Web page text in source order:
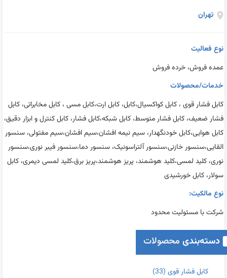
تهران
نوع فعالیت
عمده فروش، خرده فروش
خدمات/محصولات
کابل فشار قوی ، کابل کواکسیال،کابل، کابل ارت،کابل مسی ، کابل مخابراتی، کابل
فشار ضعیف، کابل فشار متوسط، کابل شبکه،کابل فشار، کابل کنترل و ابزار دقیق،
کابل هوایی،کابل خودنگهدار، سیم نیمه افشان،سیم افشان،سیم مفتولی، سنسور
القایی،سنسور خازنی،سنسور آلتراسونیک، سنسور دما،سنسور فیبر نوری،سنسور
نوری، کلید لمسی،کلید هوشمند، پریز هوشمند،پریز برق،کلید لمسی دیمری، کابل
سولار، کابل خورشیدی
نوع مالکیت:
شرکت با مسئولیت محدود
دسته‌بندی محصولات
کابل فشار قوی (33)